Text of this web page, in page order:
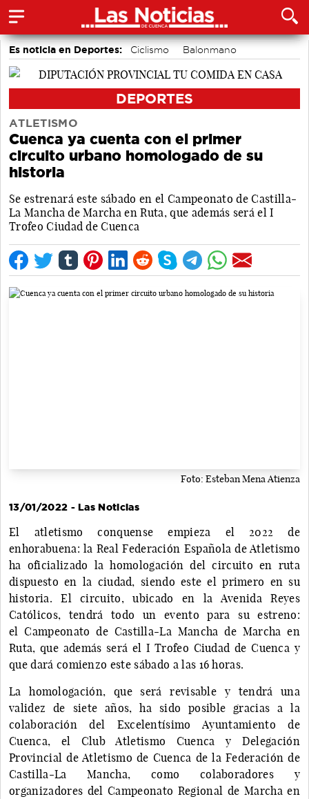
Es noticia en Deportes: Ciclismo
Balonmano
Bádminton
Motor
DEPORTES
ATLETISMO
Cuenca ya cuenta con el primer
circuito urbano homologado de su
historia
Se estrenará este sábado en el Campeonato de Castilla-
La Mancha de Marcha en Ruta, que además será el I
Trofeo Ciudad de Cuenca
Foto: Esteban Mena Atienza
13/01/2022 - Las Noticias
El atletismo conquense empieza el 2022 de
enhorabuena: la Real Federación Española de Atletismo
ha oficializado la homologación del circuito en ruta
dispuesto en la ciudad, siendo este el primero en su
historia. El circuito, ubicado en la Avenida Reyes
Católicos, tendrá todo un evento para su estreno:
el Campeonato de Castilla-La Mancha de Marcha en
Ruta, que además será el I Trofeo Ciudad de Cuenca y
que dará comienzo este sábado a las 16 horas.
La homologación, que será revisable y tendrá una
validez de siete años, ha sido posible gracias a la
colaboración del Excelentísimo Ayuntamiento de
Cuenca, el Club Atletismo Cuenca y Delegación
Provincial de Atletismo de Cuenca de la Federación de
Castilla-La Mancha, como colaboradores y
organizadores del Campeonato Regional de Marcha en